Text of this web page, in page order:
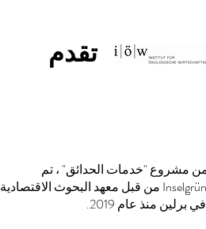
تقدم
مشروع "خدمات الحدائق" ، تم
تمويل Inselgrün من قبل معهد البحوث الاقتصادية
برلين منذ عام 2019.